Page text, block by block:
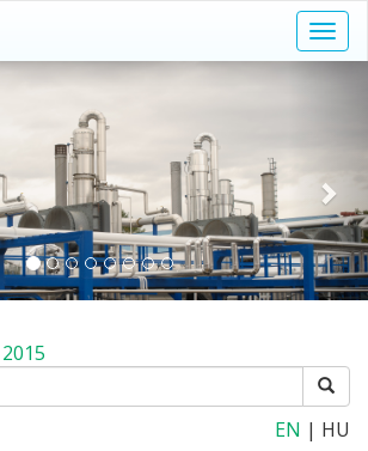
2015
EN | HU